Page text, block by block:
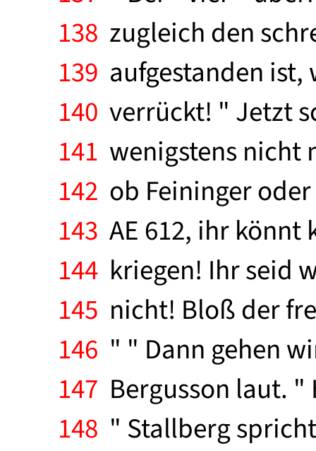
138 zugleich den
139 aufgestanden
140 verrückt! " Jetzt
141 wenigstens nicht
142 ob Feininger
143 AE 612, ihr
144 kriegen! Ihr seid
145 nicht! Bloß der
146 " " Dann gehen
147 Bergusson laut.
148 " Stallberg